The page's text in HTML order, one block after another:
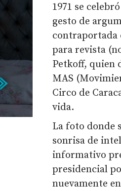
1971 se
gesto de
contraportada
para revista
Petkoff, quien
MAS
Circo de
vida.
La foto donde
sonrisa de
informativo
presidencial
nuevamente